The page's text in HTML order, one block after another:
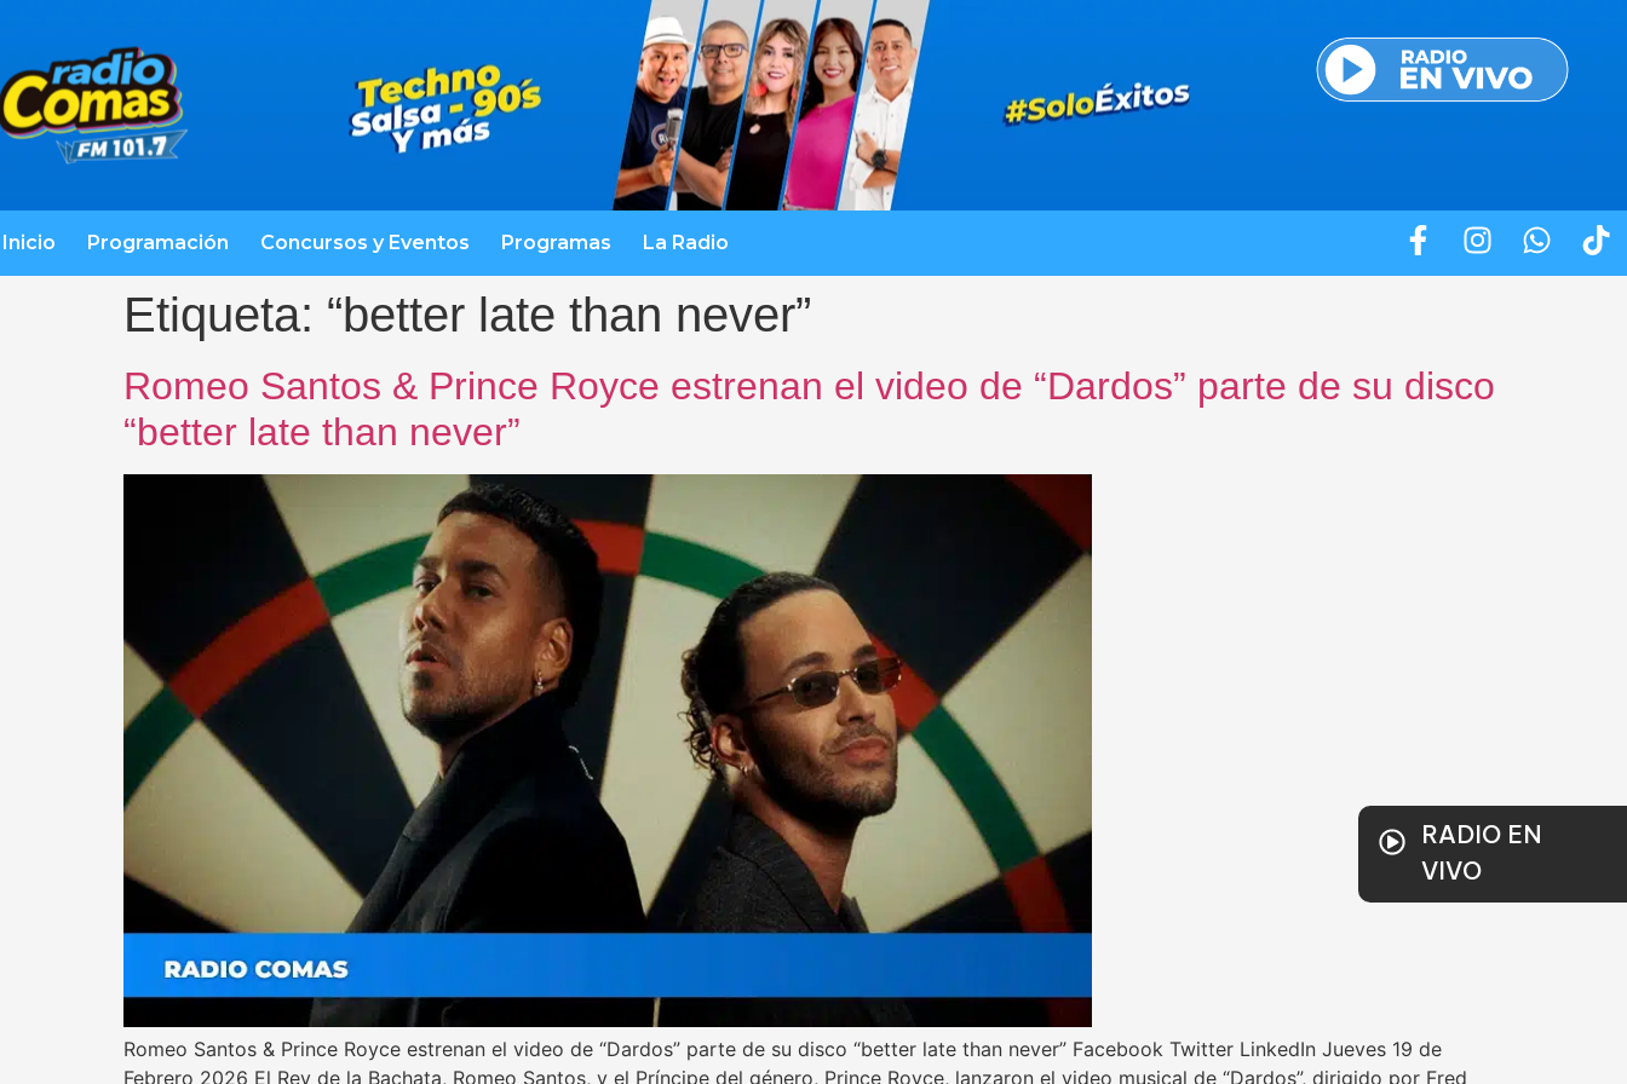
Inicio Programación Concursos y Eventos Programas La Radio
Etiqueta: “better late than never”
Romeo Santos & Prince Royce estrenan el video de “Dardos” parte de su disco
“better late than never”
Romeo Santos & Prince Royce estrenan el video de “Dardos” parte de su disco “better late than never” Facebook Twitter LinkedIn Jueves 19 de
Febrero 2026 El Rey de la Bachata, Romeo Santos, y el Príncipe del género, Prince Royce, lanzaron el video musical de “Dardos”, dirigido por Fred
RADIO EN
VIVO